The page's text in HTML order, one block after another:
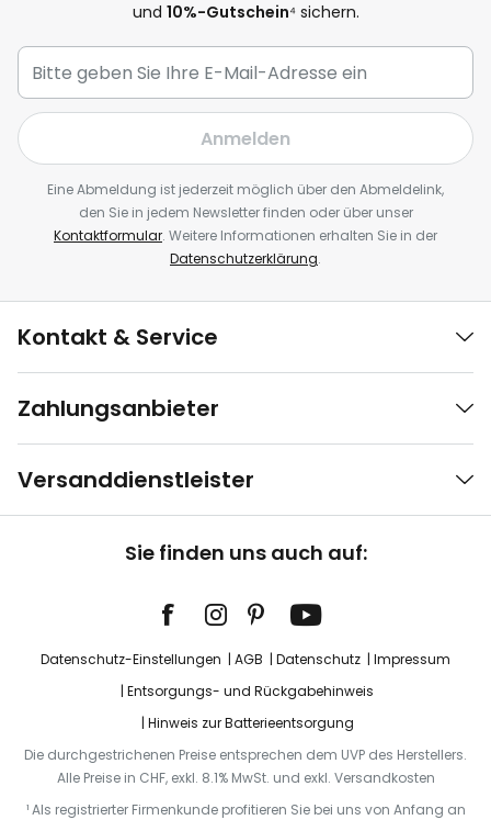
und 10%-Gutschein⁴ sichern.
Anmelden
Eine Abmeldung ist jederzeit möglich über den Abmeldelink,
den Sie in jedem Newsletter finden oder über unser
Kontaktformular. Weitere Informationen erhalten Sie in der
Datenschutzerklärung.
Kontakt & Service
Zahlungsanbieter
Versanddienstleister
Sie finden uns auch auf:
Datenschutz-Einstellungen AGB Datenschutz
Impressum
Entsorgungs- und Rückgabehinweis
Hinweis zur Batterieentsorgung
Die durchgestrichenen Preise entsprechen dem UVP des Herstellers.
Alle Preise in CHF, exkl. 8.1% MwSt. und exkl. Versandkosten
¹ Als registrierter Firmenkunde profitieren Sie bei uns von Anfang an